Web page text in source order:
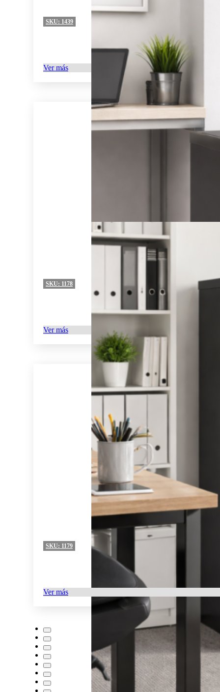
SKU: 1439
Ver más
SKU: 1178
Ver más
SKU: 1179
Ver más